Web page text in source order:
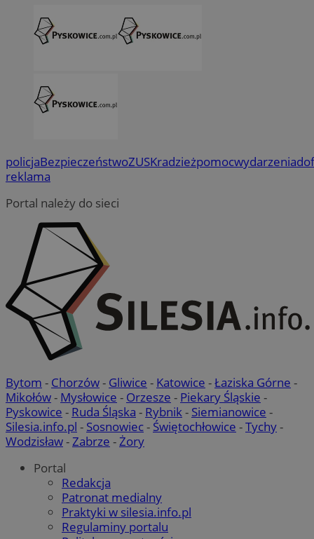
policjaBezpieczeństwoZUSKradzieżpomocwydarzenia
reklama
Portal należy do sieci
Bytom - Chorzów- Gliwice - Katowice -Łaziska Górne -
Mikołów- Mysłowice - Orzesze - Piekary Śląskie -
Pyskowice - Ruda Śląska - Rybnik- Siemianowice -
Silesia.info.pl - Sosnowiec- Świętochłowice -Tychy-
Wodzisław-Zabrze -Żory
Portal
Redakcja
Patronat medialny
Praktyki w silesia.info.pl
Regulaminy portalu